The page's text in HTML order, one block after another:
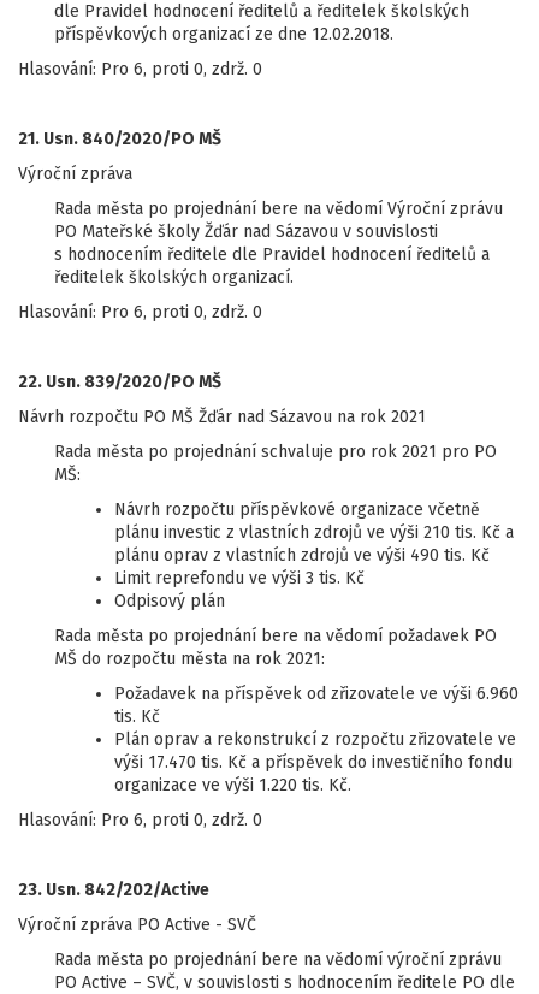
dle Pravidel hodnocení ředitelů a ředitelek školských
příspěvkových organizací ze dne 12.02.2018.
Hlasování: Pro 6, proti 0, zdrž. 0
21. Usn. 840/2020/PO MŠ
Výroční zpráva
Rada města po projednání bere na vědomí Výroční zprávu
PO Mateřské školy Žďár nad Sázavou v souvislosti
s hodnocením ředitele dle Pravidel hodnocení ředitelů a
ředitelek školských organizací.
Hlasování: Pro 6, proti 0, zdrž. 0
22. Usn. 839/2020/PO MŠ
Návrh rozpočtu PO MŠ Žďár nad Sázavou na rok 2021
Rada města po projednání schvaluje pro rok 2021 pro PO
MŠ:
Návrh rozpočtu příspěvkové organizace včetně
plánu investic z vlastních zdrojů ve výši 210 tis. Kč a
plánu oprav z vlastních zdrojů ve výši 490 tis. Kč
Limit reprefondu ve výši 3 tis. Kč
Odpisový plán
Rada města po projednání bere na vědomí požadavek PO
MŠ do rozpočtu města na rok 2021:
Požadavek na příspěvek od zřizovatele ve výši 6.960
tis. Kč
Plán oprav a rekonstrukcí z rozpočtu zřizovatele ve
výši 17.470 tis. Kč a příspěvek do investičního fondu
organizace ve výši 1.220 tis. Kč.
Hlasování: Pro 6, proti 0, zdrž. 0
23. Usn. 842/202/Active
Výroční zpráva PO Active - SVČ
Rada města po projednání bere na vědomí výroční zprávu
PO Active – SVČ, v souvislosti s hodnocením ředitele PO dle